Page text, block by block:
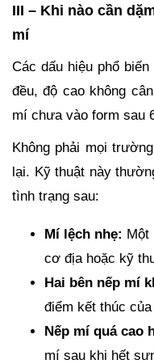
III – Khi nào cần
mí
Các dấu hiệu phổ
đều, độ cao không
mí chưa vào form sau
Không phải mọi
lại. Kỹ thuật này
tình trạng sau:
Mí lệch nhẹ: Một
cơ địa hoặc kỹ
Hai bên nếp mí
điểm kết thúc
Nếp mí quá cao
mí sau khi hết